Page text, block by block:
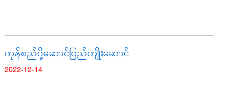
ကုန်စည်ပို့ဆောင်ပြည်ကျိုးဆောင်
2022-12-14